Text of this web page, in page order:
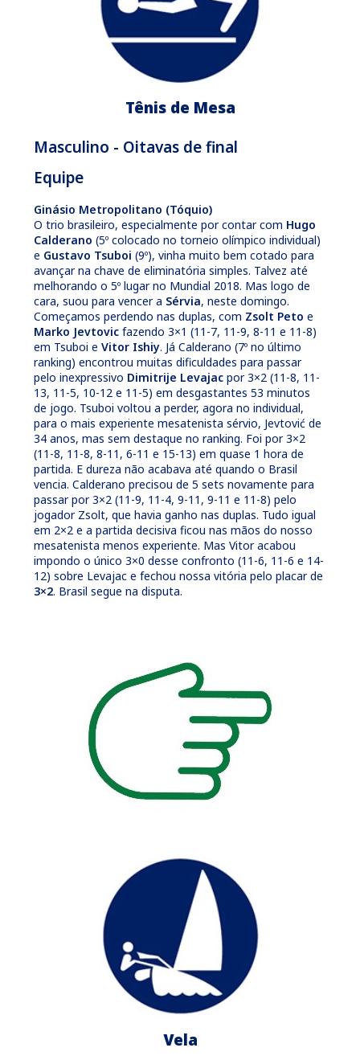
Tênis de Mesa
Masculino - Oitavas de final
Equipe
Ginásio Metropolitano (Tóquio)
O trio brasileiro, especialmente por contar com Hugo
Calderano (5º colocado no torneio olímpico individual)
e Gustavo Tsuboi (9º), vinha muito bem cotado para
avançar na chave de eliminatória simples. Talvez até
melhorando o 5º lugar no Mundial 2018. Mas logo de
cara, suou para vencer a Sérvia, neste domingo.
Começamos perdendo nas duplas, com Zsolt Peto e
Marko Jevtovic fazendo 3×1 (11-7, 11-9, 8-11 e 11-8)
em Tsuboi eVitor Ishiy. Já Calderano (7º no último
ranking) encontrou muitas dificuldades para passar
pelo inexpressivo Dimitrije Levajac por 3×2 (11-8, 11-
13, 11-5, 10-12 e 11-5) em desgastantes 53 minutos
de jogo. Tsuboi voltou a perder, agora no individual,
para o mais experiente mesatenista sérvio, Jevtović de
34 anos, mas sem destaque no ranking. Foi por 3×2
(11-8, 11-8, 8-11, 6-11 e 15-13) em quase 1 hora de
partida. E dureza não acabava até quando o Brasil
vencia. Calderano precisou de 5 sets novamente para
passar por 3×2 (11-9, 11-4, 9-11, 9-11 e 11-8) pelo
jogador Zsolt, que havia ganho nas duplas. Tudo igual
em 2×2 e a partida decisiva ficou nas mãos do nosso
mesatenista menos experiente. Mas Vitor acabou
impondo o único 3×0 desse confronto (11-6, 11-6 e 14-
12) sobre Levajac e fechou nossa vitória pelo placar de
3×2. Brasil segue na disputa.
Vela